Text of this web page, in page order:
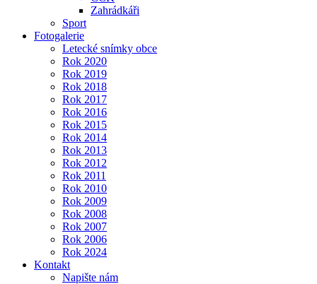
Zahrádkáři
Sport
Fotogalerie
Letecké snímky obce
Rok 2020
Rok 2019
Rok 2018
Rok 2017
Rok 2016
Rok 2015
Rok 2014
Rok 2013
Rok 2012
Rok 2011
Rok 2010
Rok 2009
Rok 2008
Rok 2007
Rok 2006
Rok 2024
Kontakt
Napište nám